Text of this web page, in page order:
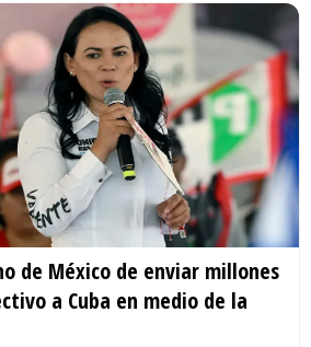
de México de enviar millones
a Cuba en medio de la